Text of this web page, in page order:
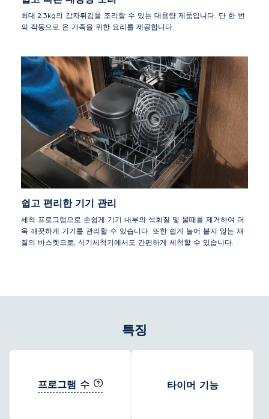
최대 2.3kg의 감자튀김을 조리할 수 있는 대용량 제품입니다. 단 한 번
의 작동으로 온 가족을 위한 요리를 제공합니다.
쉽고 편리한 기기 관리
세척 프로그램으로 손쉽게 기기 내부의 석회질 및 물때를 제거하여 더
욱 깨끗하게 기기를 관리할 수 있습니다. 또한 쉽게 눌어 붙지 않는 재
질의 바스켓으로, 식기세척기에서도 간편하게 세척할 수 있습니다.
특징
프로그램 수 타이머 기능